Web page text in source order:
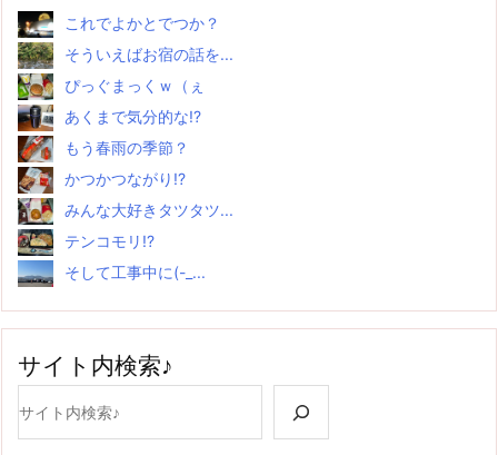
これでよかとでつか？
そういえばお宿の話を...
ぴっぐまっくｗ（ぇ
あくまで気分的な!?
もう春雨の季節？
かつかつながり!?
みんな大好きタツタツ...
テンコモリ!?
そして工事中に(-_...
サイト内検索♪